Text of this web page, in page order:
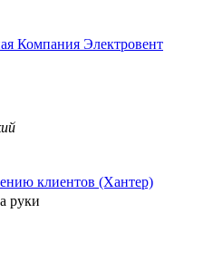
Компания Электровент
клиентов (Хантер)
руки